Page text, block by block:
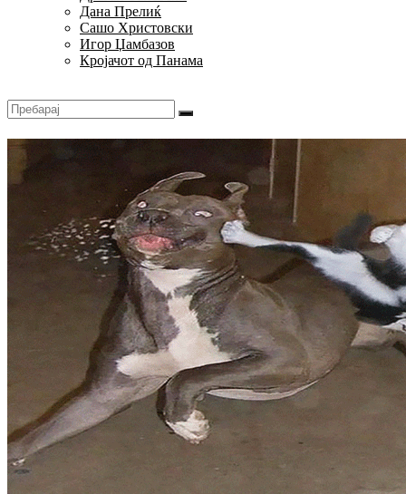
Дана Прелиќ
Сашо Христовски
Игор Џамбазов
Кројачот од Панама